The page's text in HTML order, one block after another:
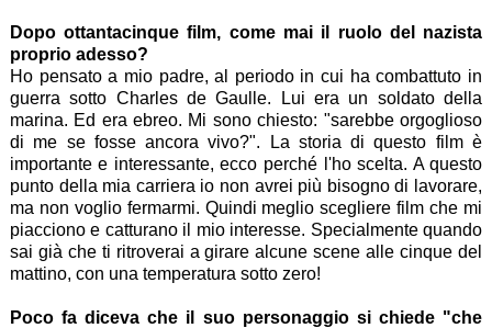
Dopo ottantacinque film, come mai il ruolo del nazista
proprio adesso?
Ho pensato a mio padre, al periodo in cui ha combattuto in
guerra sotto Charles de Gaulle. Lui era un soldato della
marina. Ed era ebreo. Mi sono chiesto: "sarebbe orgoglioso
di me se fosse ancora vivo?". La storia di questo film è
importante e interessante, ecco perché l'ho scelta. A questo
punto della mia carriera io non avrei più bisogno di lavorare,
ma non voglio fermarmi. Quindi meglio scegliere film che mi
piacciono e catturano il mio interesse. Specialmente quando
sai già che ti ritroverai a girare alcune scene alle cinque del
mattino, con una temperatura sotto zero!
Poco fa diceva che il suo personaggio si chiede "che